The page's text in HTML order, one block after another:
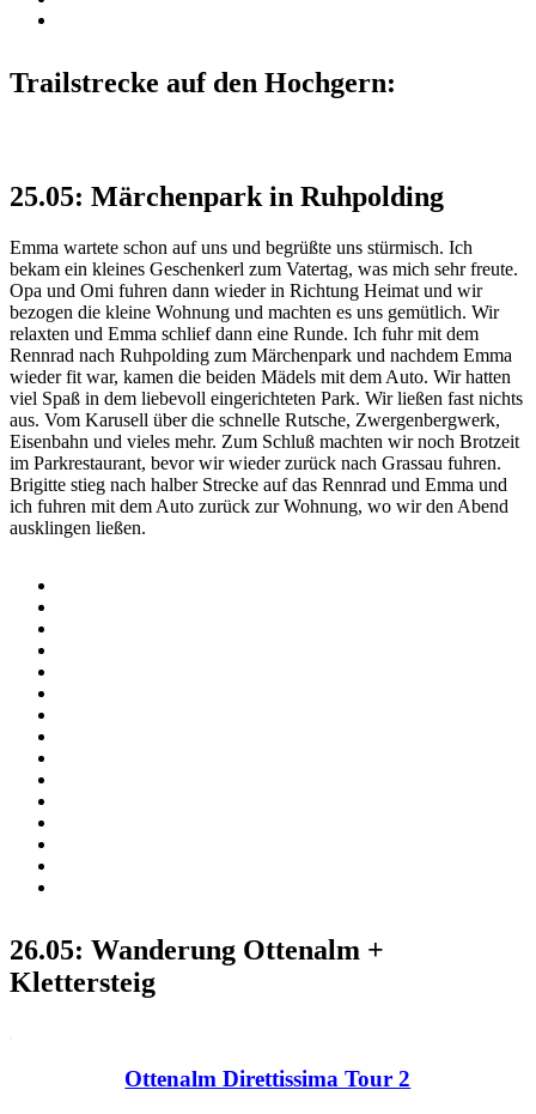
Trailstrecke auf den Hochgern:
25.05: Märchenpark in Ruhpolding
Emma wartete schon auf uns und begrüßte uns stürmisch. Ich
bekam ein kleines Geschenkerl zum Vatertag, was mich sehr freute.
Opa und Omi fuhren dann wieder in Richtung Heimat und wir
bezogen die kleine Wohnung und machten es uns gemütlich. Wir
relaxten und Emma schlief dann eine Runde. Ich fuhr mit dem
Rennrad nach Ruhpolding zum Märchenpark und nachdem Emma
wieder fit war, kamen die beiden Mädels mit dem Auto. Wir hatten
viel Spaß in dem liebevoll eingerichteten Park. Wir ließen fast nichts
aus. Vom Karusell über die schnelle Rutsche, Zwergenbergwerk,
Eisenbahn und vieles mehr. Zum Schluß machten wir noch Brotzeit
im Parkrestaurant, bevor wir wieder zurück nach Grassau fuhren.
Brigitte stieg nach halber Strecke auf das Rennrad und Emma und
ich fuhren mit dem Auto zurück zur Wohnung, wo wir den Abend
ausklingen ließen.
26.05: Wanderung Ottenalm +
Klettersteig
Ottenalm Direttissima Tour 2